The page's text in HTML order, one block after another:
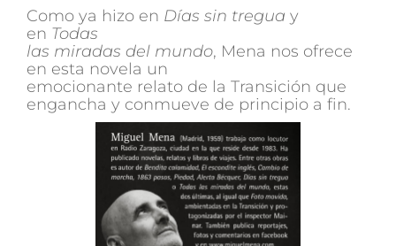
Como ya hizo en Días sin tregua y
en Todas
las miradas del mundo, Mena nos ofrece
en esta novela un
emocionante relato de la Transición que
engancha y conmueve de principio a fin.